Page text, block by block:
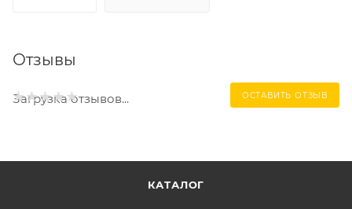
Отзывы
ОСТАВИТЬ ОТЗЫВ
Загрузка отзывов...
КАТАЛОГ